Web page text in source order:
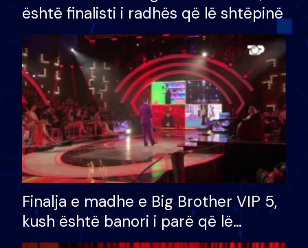
është finalisti i radhës që lë shtëpinë
Finalja e madhe e Big Brother VIP 5,
kush është banori i parë që lë
shtëpinë dhe humb mundësinë për